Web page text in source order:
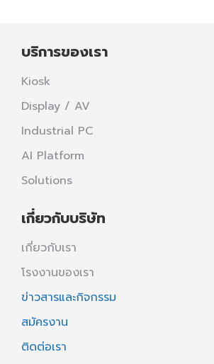
บริการของเรา
Kiosk
Display / AV
Industrial PC
AI Platform
Solutions
เกี่ยวกับบริษัท
เกี่ยวกับเรา
โรงงานของเรา
ข่าวสารและกิจกรรม
สมัครงาน
ติดต่อเรา